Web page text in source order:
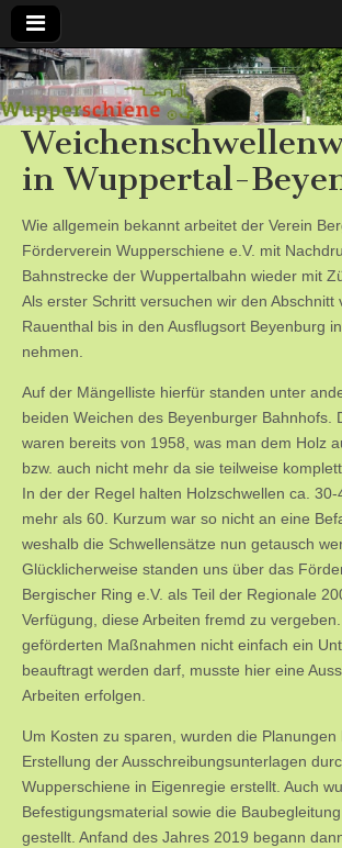
Bergische
Bahnen /
e.V.
in Wuppertal-
Wie allgemein bekannt arbeitet der Verein
Förderverein Wupperschiene e.V. mit
Bahnstrecke der Wuppertalbahn wieder mit
Als erster Schritt versuchen wir den Abschnitt
Rauenthal bis in den Ausflugsort Beyenburg
nehmen.
Auf der Mängelliste hierfür standen unter
beiden Weichen des Beyenburger Bahnhofs.
waren bereits von 1958, was man dem Holz
bzw. auch nicht mehr da sie teilweise
In der der Regel halten Holzschwellen ca.
mehr als 60. Kurzum war so nicht an eine
weshalb die Schwellensätze nun getausch
Glücklicherweise standen uns über das
Bergischer Ring e.V. als Teil der Regionale
Verfügung, diese Arbeiten fremd zu
geförderten Maßnahmen nicht einfach ein
beauftragt werden darf, musste hier eine
Arbeiten erfolgen.
Um Kosten zu sparen, wurden die Planungen
Erstellung der Ausschreibungsunterlagen
Wupperschiene in Eigenregie erstellt. Auch
Befestigungsmaterial sowie die
gestellt. Anfand des Jahres 2019 begann